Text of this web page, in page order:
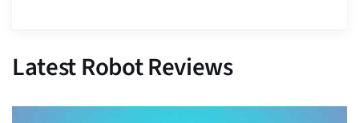
Latest Robot Reviews